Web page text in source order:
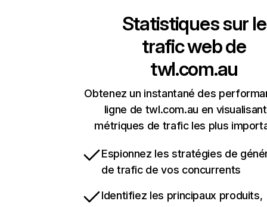
Statistiques sur le
trafic web de
twl.com.au
Obtenez un instantané des
ligne de twl.com.au en
métriques de trafic les plus
Espionnez les stratégies de
de trafic de vos concurrents
Identifiez les principaux produits,